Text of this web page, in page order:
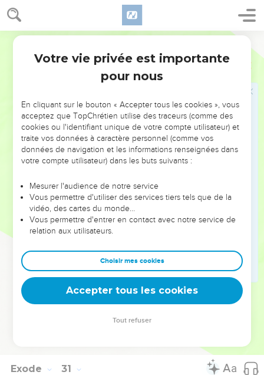
Exode 30
n’en ferez pas de semblable, dans les mêmes proportions ;
elle est sainte, et vous la regarderez comme telle.
un étranger sera retranché de son peuple.
L’Éternel dit à Moïse : Prends des aromates, du stacté, de
l’onyx, du galbanum, des aromates et de l’encens raffiné, en
parties égales.
Tu feras avec cela un parfum à brûler composé selon l’art
du parfumeur ; il sera salé, pur et saint.
Tu le réduiras en poudre et tu le mettras devant le
Témoignage, dans la tente de la Rencontre, où je te
rencontrerai. Ce sera pour vous une chose très sainte.
Quant au parfum que tu feras, vous n’en ferez pas dans les
consacré à l’Éternel.
Quiconque en fera de semblable pour en sentir le parfum,
sera retranché de son peuple.
© Société biblique française – Bibli’O, 1978, avec autorisation. Pour vous procurer
Exode 31
Votre vie privée est importante
pour nous
En cliquant sur le bouton « Accepter tous les cookies », vous
acceptez que TopChrétien utilise des traceurs (comme des
cookies ou l'identifiant unique de votre compte utilisateur) et
traite vos données à caractère personnel (comme vos
données de navigation et les informations renseignées dans
votre compte utilisateur) dans les buts suivants :
Mesurer l'audience de notre service
Vous permettre d'utiliser des services tiers tels que de la
vidéo, des cartes du monde…
Vous permettre d'entrer en contact avec notre service de
relation aux utilisateurs.
Choisir mes cookies
Accepter tous les cookies
Tout refuser